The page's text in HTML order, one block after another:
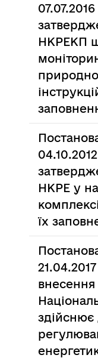
НКРЕКП
НКРЕ у
їх
внесення